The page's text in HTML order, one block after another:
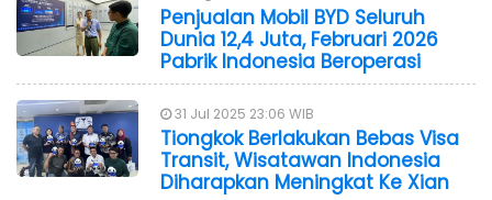
Penjualan Mobil BYD Seluruh
Dunia 12,4 Juta, Februari 2026
Pabrik Indonesia Beroperasi
31 Jul 2025 23:06 WIB
Tiongkok Berlakukan Bebas Visa
Transit, Wisatawan Indonesia
Diharapkan Meningkat Ke Xian